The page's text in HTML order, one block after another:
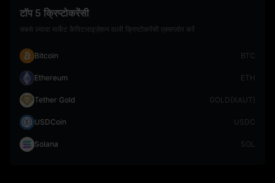
टॉप 5 क्रिप्टोकरेंसी
सबसे ज़्यादा मार्केट कैपिटलाइज़ेशन वाली क्रिप्टोकरेंसी एक्सप्लोर करें
Bitcoin BTC
Ethereum ETH
Tether Gold GOLD(XAUT)
USDCoin USDC
Solana SOL